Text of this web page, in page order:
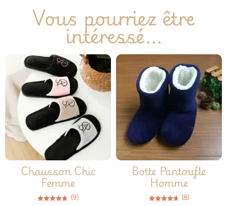
Vous pourriez être
intéressé...
Chausson Chic
Femme
(9)
Botte Pantoufle
Homme
(8)